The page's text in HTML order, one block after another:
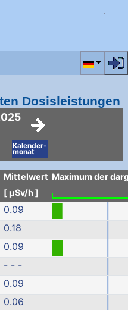
Sprache
Dosisleistungen
Kalender-
monat
Mittelwert Maximum der
[ µSv/h ]
0.09
0.18
0.09
- - -
0.09
0.06